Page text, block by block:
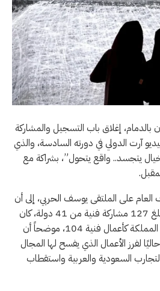
بالدمام، إغلاق باب التسجيل والمشاركة
آرت الدولي في دورته السادسة، والذي
يتجسد.. واقع يتحول”، بشراكة مع
على الملتقى يوسف الحربي، إلى أن
عدد المسجلين في الملتقى بلغ 127 مشاركة فنية من 41 دولة، كان
نصيب العرض الأول منها في المملكة كأعمال فنية 104، موضحاً أن
لفرز الأعمال الذي يفسح لها المجال
السعودية والعربية واستقطاب